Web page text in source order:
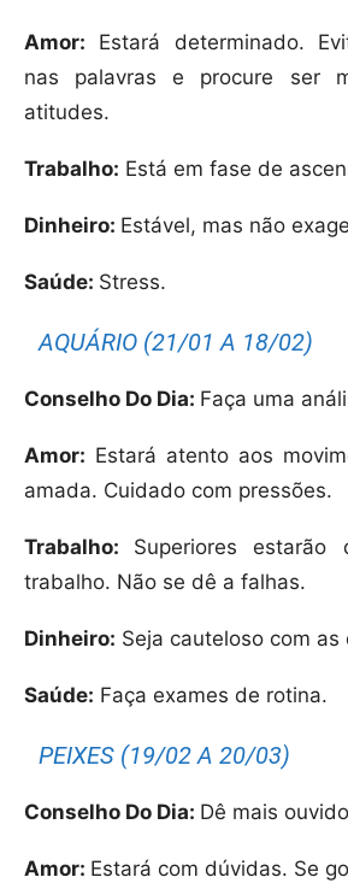
Amor: Estará determinado.
nas palavras e procure ser
atitudes.
Trabalho: Está em fase de
Dinheiro: Estável, mas não
Saúde: Stress.
AQUÁRIO (21/01 A 18/02)
Conselho Do Dia: Faça uma
Amor: Estará atento aos
amada. Cuidado com pressões.
Trabalho: Superiores
trabalho. Não se dê a falhas.
Dinheiro: Seja cauteloso com as
Saúde: Faça exames de rotina.
PEIXES (19/02 A 20/03)
Conselho Do Dia: Dê mais
Amor: Estará com dúvidas. Se